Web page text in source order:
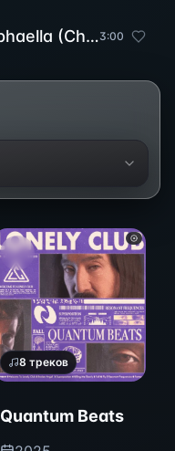
Clap Back ft. Raphaella (Cheyenne Giles Remix)3:00
8 треков
Quantum Beats